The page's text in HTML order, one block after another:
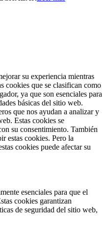
su experiencia mientras
cookies que se clasifican como
ya que son esenciales para
básicas del sitio web.
que nos ayudan a analizar y
Estas cookies se
su consentimiento. También
estas cookies. Pero la
cookies puede afectar su
esenciales para que el
cookies garantizan
de seguridad del sitio web,